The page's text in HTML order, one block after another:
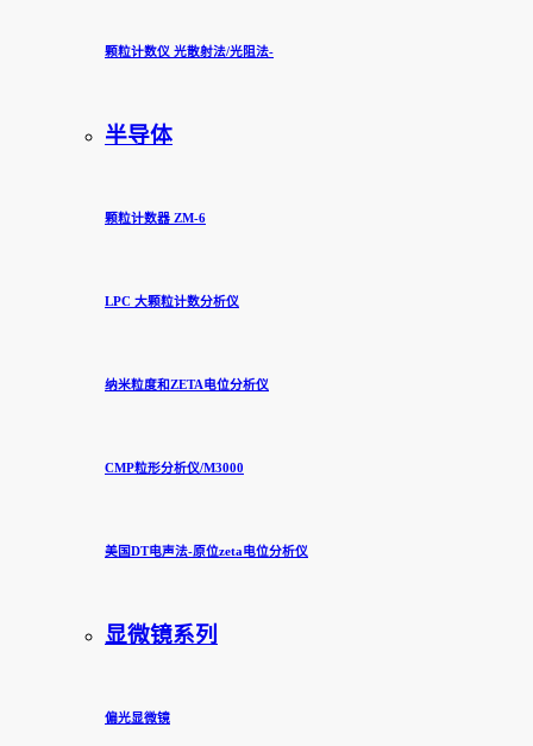
颗粒计数仪 光散射法/光阻法-
半导体
颗粒计数器 ZM-6
LPC 大颗粒计数分析仪
纳米粒度和ZETA电位分析仪
CMP粒形分析仪/M3000
美国DT电声法-原位zeta电位分析仪
显微镜系列
偏光显微镜